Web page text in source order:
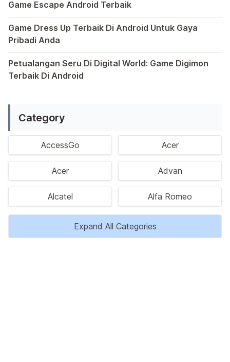
Dalam dunia game Android, genre escape telah
Game Dress Up Terbaik Di Android Untuk Gaya
Pribadi Anda
Petualangan Seru Di Digital World: Game Digimon
Terbaik Di Android
Category
AccessGo Acer
Acer Advan
Alcatel Alfa Romeo
Expand All Categories